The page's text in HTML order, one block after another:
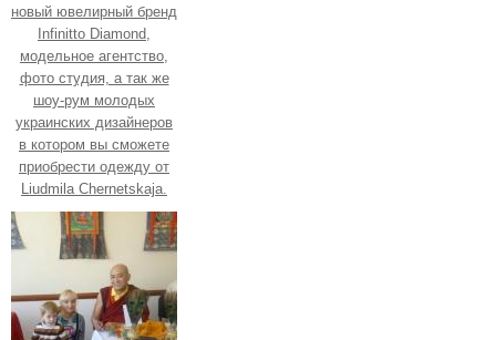
новый ювелирный бренд
Infinitto Diamond,
модельное агентство,
фото студия, а так же
шоу-рум молодых
украинских дизайнеров
в котором вы сможете
приобрести одежду от
Liudmila Chernetskaja.